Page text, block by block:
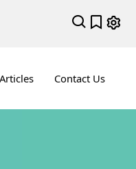
Articles Contact Us